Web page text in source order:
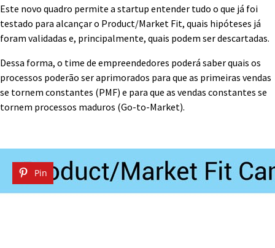
Este novo quadro permite a startup entender tudo o que já foi
testado para alcançar o Product/Market Fit, quais hipóteses já
foram validadas e, principalmente, quais podem ser descartadas.
Dessa forma, o time de empreendedores poderá saber quais os
processos poderão ser aprimorados para que as primeiras vendas
se tornem constantes (PMF) e para que as vendas constantes se
tornem processos maduros (Go-to-Market).
Pin